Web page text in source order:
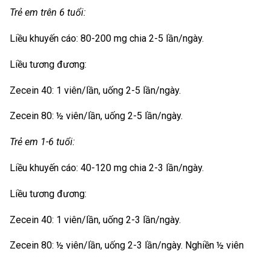
Trẻ em trên 6 tuổi:
Liều khuyến cáo: 80-200 mg chia 2-5 lần/ngày.
Liều tương đương:
Zecein 40: 1 viên/lần, uống 2-5 lần/ngày.
Zecein 80: ½ viên/lần, uống 2-5 lần/ngày.
Trẻ em 1-6 tuổi:
Liều khuyến cáo: 40-120 mg chia 2-3 lần/ngày.
Liều tương đương:
Zecein 40: 1 viên/lần, uống 2-3 lần/ngày.
Zecein 80: ½ viên/lần, uống 2-3 lần/ngày. Nghiền ½ viên